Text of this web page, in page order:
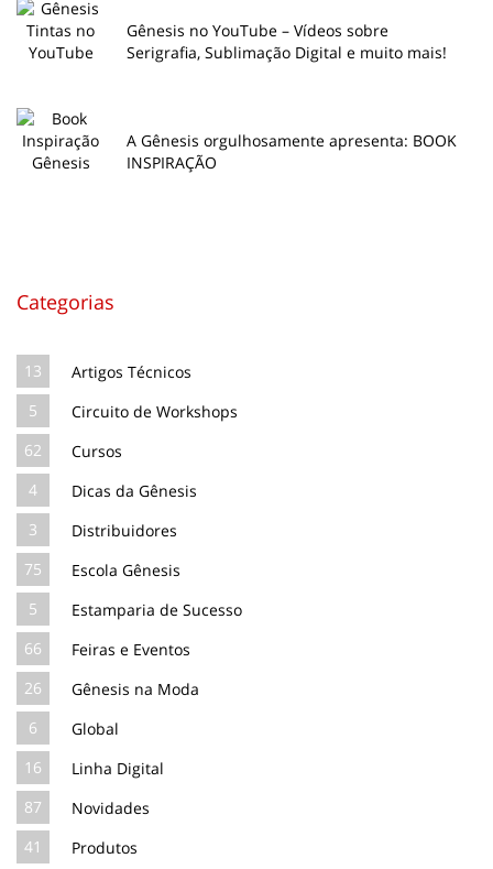
Gênesis no YouTube – Vídeos sobre
Serigrafia, Sublimação Digital e muito mais!
A Gênesis orgulhosamente apresenta: BOOK
INSPIRAÇÃO
Categorias
13
Artigos Técnicos
5
Circuito de Workshops
62
Cursos
4
Dicas da Gênesis
3
Distribuidores
75
Escola Gênesis
5
Estamparia de Sucesso
66
Feiras e Eventos
26
Gênesis na Moda
6
Global
16
Linha Digital
87
Novidades
41
Produtos